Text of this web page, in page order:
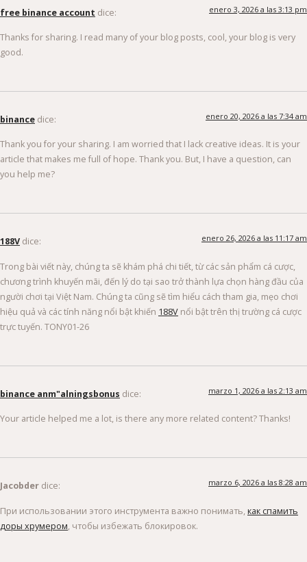
free binance account dice: enero 3, 2026 a las 3:13 pm
Thanks for sharing. I read many of your blog posts, cool, your blog is very
good.
binance dice: enero 20, 2026 a las 7:34 am
Thank you for your sharing. I am worried that I lack creative ideas. It is your
article that makes me full of hope. Thank you. But, I have a question, can
you help me?
188V dice: enero 26, 2026 a las 11:17 am
Trong bài viết này, chúng ta sẽ khám phá chi tiết, từ các sản phẩm cá cược,
chương trình khuyến mãi, đến lý do tại sao trở thành lựa chọn hàng đầu của
người chơi tại Việt Nam. Chúng ta cũng sẽ tìm hiểu cách tham gia, mẹo chơi
hiệu quả và các tính năng nổi bật khiến 188V nổi bật trên thị trường cá cược
trực tuyến. TONY01-26
binance anm"alningsbonus dice: marzo 1, 2026 a las 2:13 am
Your article helped me a lot, is there any more related content? Thanks!
Jacobder dice: marzo 6, 2026 a las 8:28 am
При использовании этого инструмента важно понимать,как спамить
доры хрумером, чтобы избежать блокировок.